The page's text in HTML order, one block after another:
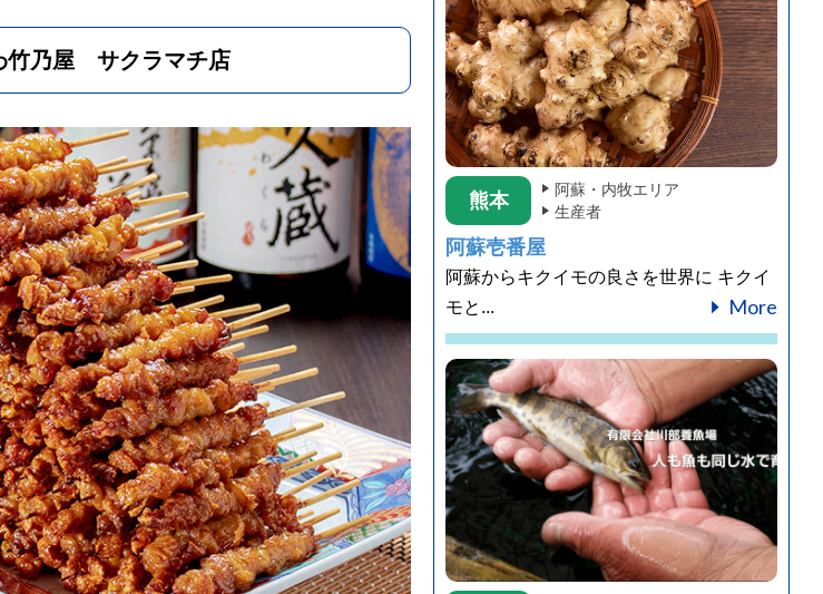
竹乃屋 サクラマチ店
熊本
阿蘇・内牧エリア
生産者
阿蘇壱番屋
阿蘇からキクイモの良さを世界に キクイ
モと...
More